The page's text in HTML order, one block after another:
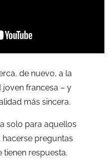
de nuevo, a la
joven francesa – y
más sincera.
solo para aquellos
preguntas
tienen respuesta.